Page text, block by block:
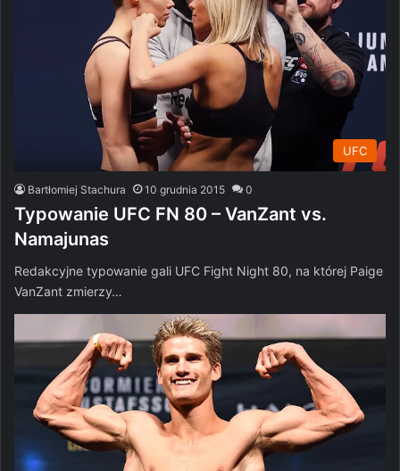
UFC
Bartłomiej Stachura 10 grudnia 2015 0
Typowanie UFC FN 80 – VanZant vs.
Namajunas
Redakcyjne typowanie gali UFC Fight Night 80, na której Paige
VanZant zmierzy…